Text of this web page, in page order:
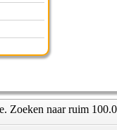
Zoeken naar ruim